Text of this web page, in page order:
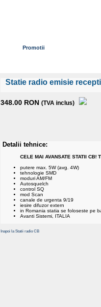
Promotii
Statie radio emisie
348.00 RON (TVA inclus)
Detalii tehnice:
CELE MAI AVANSATE STATII CB!
putere max. 5W (avg. 4W)
tehnologie SMD
moduri AM/FM
Autosquelch
control SQ
mod Scan
canale de urgenta 9/19
iesire difuzor extern
in Romania statia se foloseste pe
Avanti Sistemi, ITALIA
Inapoi la Statii radio CB